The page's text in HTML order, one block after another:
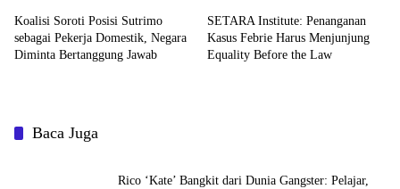
Koalisi Soroti Posisi Sutrimo
sebagai Pekerja Domestik, Negara
Diminta Bertanggung Jawab
SETARA Institute: Penanganan
Kasus Febrie Harus Menjunjung
Equality Before the Law
Baca Juga
Rico ‘Kate’ Bangkit dari Dunia Gangster: Pelajar,